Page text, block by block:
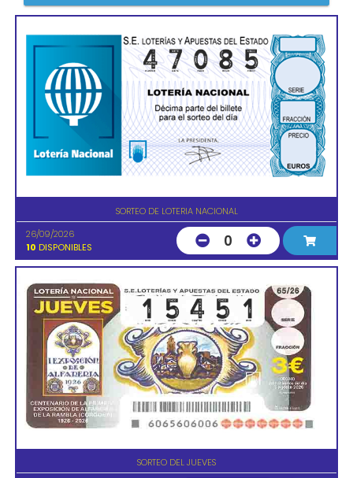
SORTEO DE LOTERIA NACIONAL
26/09/2026
10 DISPONIBLES 0
SORTEO DEL JUEVES